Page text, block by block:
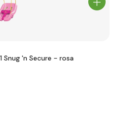
Snug 'n Secure - rosa